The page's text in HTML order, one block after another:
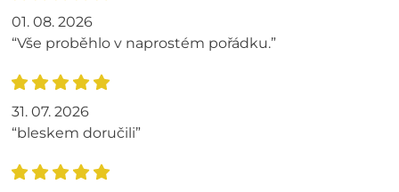
01. 08. 2026
“Vše proběhlo v naprostém pořádku.”
31. 07. 2026
“bleskem doručili”